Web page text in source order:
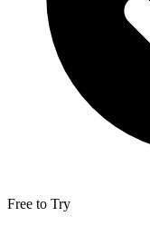
Free to Try